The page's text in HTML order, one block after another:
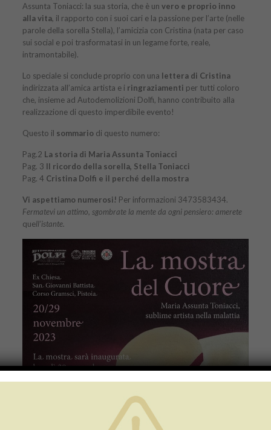
Assunta Toniacci: la sua storia, che è un vero e proprio inno
alla vita, il rapporto con i suoi cari e la passione per l’arte (nelle
parole della sorella Stella), l’amicizia con Cristina (nata per caso
sui social e poi trasformatasi in un legame forte, reale,
intramontabile).
Lo speciale si conclude proprio con una lettera di Cristina
indirizzata all’amica artista e i ringraziamenti per tutti coloro
che, insieme ad Autodemolizioni Dolfi, hanno contribuito alla
realizzazione di questo imperdibile evento!
Questo il sommario di questo numero:
Pag.2 La storia di Maria Assunta Toniacci
Pag. 3 Il ricordo della sorella, Stella Toniacci
Pag. 4 Cristina Dolfi e il perché della mostra
Vi aspettiamo numerosi! Per informazioni 3473583434.
Fermatevi un attimo, sgombrate la mente da ogni pensiero: amerete
quell’istante.